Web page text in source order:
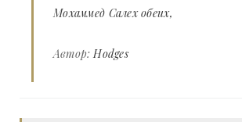
Мохаммед Салех обеих
Автор:Hodges